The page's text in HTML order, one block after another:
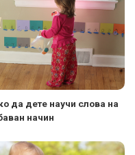
да дете научи слова на
начин